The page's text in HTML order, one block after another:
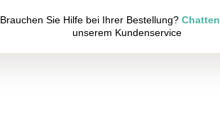
Brauchen Sie Hilfe bei Ihrer Bestellung? Chatten
unserem Kundenservice